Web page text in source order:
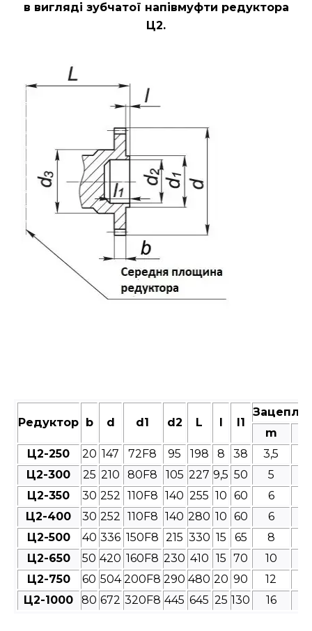
в вигляді зубчатої напівмуфти редуктора
Ц2.
Редуктор b d d1 d2 L l1
m
Ц2-250
20 147 72F8 95 198 8 38 3,5
Ц2-300
25 210 80F8 105 227 9,5 50 5
Ц2-350
30 252 110F8 140 255 10 60 6
Ц2-400
30 252 110F8 140 280 10 60 6
Ц2-500
40 336 150F8 215 330 15 65 8
Ц2-650
50 420 160F8 230 410 15 70 10
Ц2-750
60 504 200F8 290 480 20 90 12
Ц2-1000
80 672 320F8 445 645 25 130 16